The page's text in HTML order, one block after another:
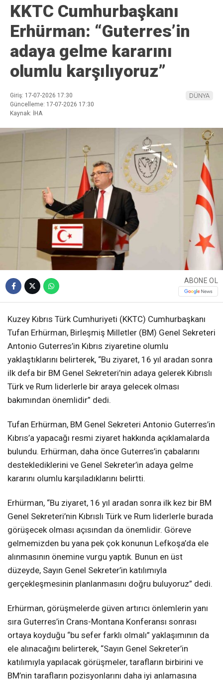
KKTC Cumhurbaşkanı
Erhürman: “Guterres’in
adaya gelme kararını
olumlu karşılıyoruz”
Giriş: 17-07-2026 17:30
Güncelleme: 17-07-2026 17:30
Kaynak: İHA
DÜNYA
ABONE OL
Kuzey Kıbrıs Türk Cumhuriyeti (KKTC) Cumhurbaşkanı
Tufan Erhürman, Birleşmiş Milletler (BM) Genel Sekreteri
Antonio Guterres’in Kıbrıs ziyaretine olumlu
yaklaştıklarını belirterek, “Bu ziyaret, 16 yıl aradan sonra
ilk defa bir BM Genel Sekreteri’nin adaya gelerek Kıbrıslı
Türk ve Rum liderlerle bir araya gelecek olması
bakımından önemlidir” dedi.
Tufan Erhürman, BM Genel Sekreteri Antonio Guterres’in
Kıbrıs’a yapacağı resmi ziyaret hakkında açıklamalarda
bulundu. Erhürman, daha önce Guterres’in çabalarını
desteklediklerini ve Genel Sekreter’in adaya gelme
kararını olumlu karşıladıklarını belirtti.
Erhürman, “Bu ziyaret, 16 yıl aradan sonra ilk kez bir BM
Genel Sekreteri’nin Kıbrıslı Türk ve Rum liderlerle burada
görüşecek olması açısından da önemlidir. Göreve
gelmemizden bu yana pek çok konunun Lefkoşa’da ele
alınmasının önemine vurgu yaptık. Bunun en üst
düzeyde, Sayın Genel Sekreter’in katılımıyla
gerçekleşmesinin planlanmasını doğru buluyoruz” dedi.
Erhürman, görüşmelerde güven artırıcı önlemlerin yanı
sıra Guterres’in Crans-Montana Konferansı sonrası
ortaya koyduğu “bu sefer farklı olmalı” yaklaşımının da
ele alınacağını belirterek, “Sayın Genel Sekreter’in
katılımıyla yapılacak görüşmeler, tarafların birbirini ve
BM’nin tarafların pozisyonlarını daha iyi anlamasına